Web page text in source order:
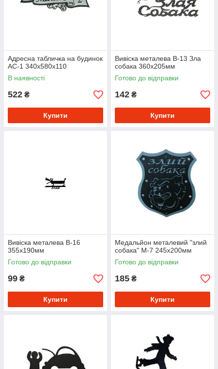
Адресна табличка на будинок
АС-1 340х580х110
В наявності
522 ₴
Купити
Вивіска металева В-13 Зла
собака 360х205мм
Готово до відправки
142 ₴
Купити
Вивіска металева В-16
355х190мм
Готово до відправки
99 ₴
Купити
Медальйон металевий "злий
собака" М-7 245х200мм
Готово до відправки
185 ₴
Купити